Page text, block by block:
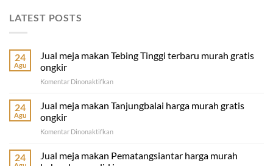
LATEST POSTS
24
Agu
Jual meja makan Tebing Tinggi terbaru murah gratis
ongkir
Komentar Dinonaktifkanpada
meja
makan
Tinggi
murah
gratis
24
Agu
Jual meja makan Tanjungbalai harga murah gratis
ongkir
Komentar Dinonaktifkanpada
meja
makan
24
Jual meja makan Pematangsiantar harga murah